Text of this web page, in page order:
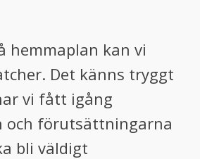
hemmaplan kan vi
Det känns tryggt
vi fått igång
och förutsättningarna
bli väldigt